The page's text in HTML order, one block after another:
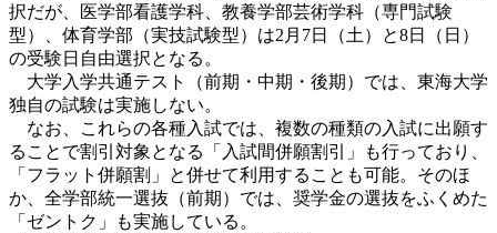
択だが、医学部看護学科、教養学部芸術学科（専門試験
型）、体育学部（実技試験型）は2月7日（土）と8日（日）
の受験日自由選択となる。
大学入学共通テスト（前期・中期・後期）では、東海大学
独自の試験は実施しない。
なお、これらの各種入試では、複数の種類の入試に出願す
ることで割引対象となる「入試間併願割引」も行っており、
「フラット併願割」と併せて利用することも可能。そのほ
か、全学部統一選抜（前期）では、奨学金の選抜をふくめた
「ゼントク」も実施している。